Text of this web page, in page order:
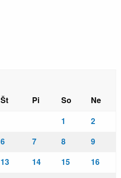
Št Pi So
Ne
1
2
6 7 8
9
13 14 15
16